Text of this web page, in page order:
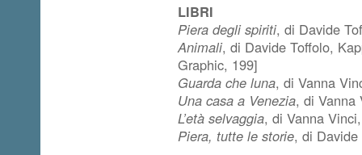
LIBRI
Piera degli spiriti, di Davide
Animali, di Davide Toffolo,
Graphic, 199]
Guarda che luna, di Vanna
Una casa a Venezia, di Vanna
L’età selvaggia, di Vanna
Piera, tutte le storie, di